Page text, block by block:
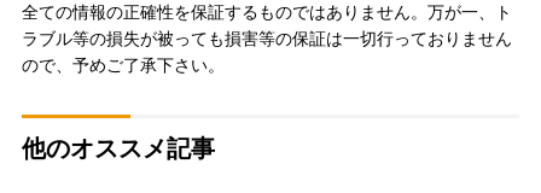
全ての情報の正確性を保証するものではありません。万が一、ト
ラブル等の損失が被っても損害等の保証は一切行っておりません
ので、予めご了承下さい。
他のオススメ記事